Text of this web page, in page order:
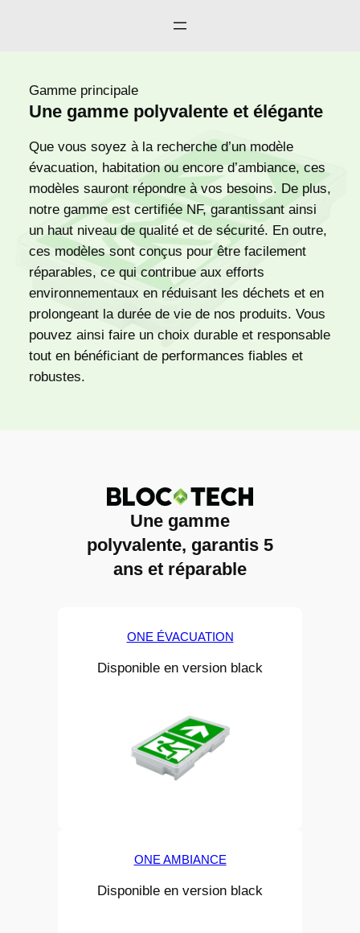
Gamme principale
Une gamme polyvalente et élégante
Que vous soyez à la recherche d’un modèle
évacuation, habitation ou encore d’ambiance, ces
modèles sauront répondre à vos besoins. De plus,
notre gamme est certifiée NF, garantissant ainsi
un haut niveau de qualité et de sécurité. En outre,
ces modèles sont conçus pour être facilement
réparables, ce qui contribue aux efforts
environnementaux en réduisant les déchets et en
prolongeant la durée de vie de nos produits. Vous
pouvez ainsi faire un choix durable et responsable
tout en bénéficiant de performances fiables et
robustes.
Une gamme
polyvalente, garantis 5
ans et réparable
ONE ÉVACUATION
Disponible en version black
ONE AMBIANCE
Disponible en version black